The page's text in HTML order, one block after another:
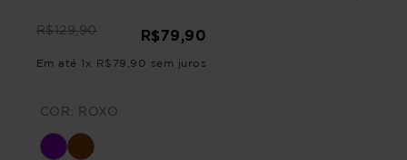
R$129,90 R$79,90
Em até 1 x R$ 79 90 sem juros
COR: ROXO